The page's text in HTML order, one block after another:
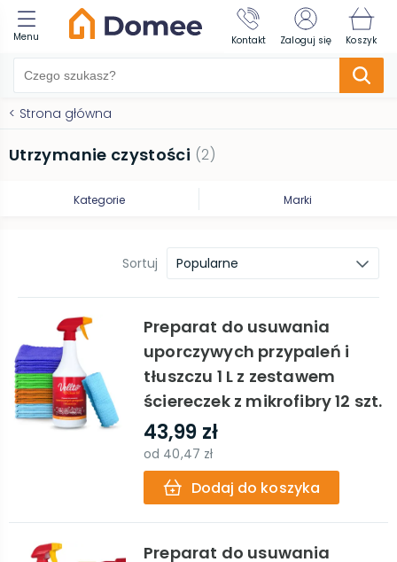
Menu Kontakt Zaloguj się Koszyk
< Strona główna
Utrzymanie czystości (2)
Kategorie Marki
Sortuj Popularne
Preparat do usuwania
uporczywych przypaleń i
tłuszczu 1 L z zestawem
ściereczek z mikrofibry 12 szt.
43,99 zł
od 40,47 zł
Dodaj do koszyka
Preparat do usuwania